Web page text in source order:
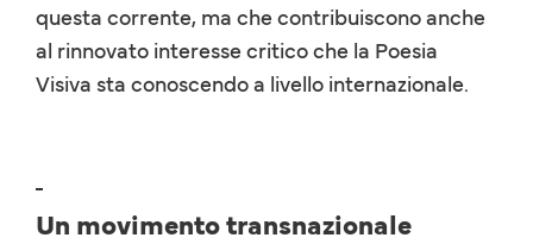
questa corrente, ma che contribuiscono anche
al rinnovato interesse critico che la Poesia
Visiva sta conoscendo a livello internazionale.
Un movimento transnazionale